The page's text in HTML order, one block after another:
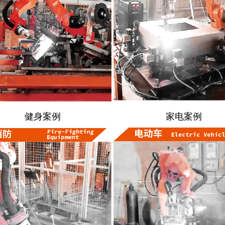
健身案例 家电案例